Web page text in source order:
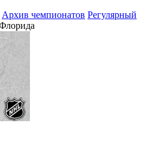
Архив чемпионатов Регулярный